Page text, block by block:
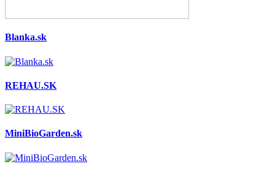
Blanka.sk
REHAU.SK
MiniBioGarden.sk